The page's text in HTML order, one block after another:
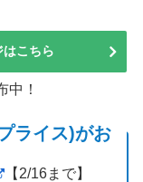
はこちら
中！
ライス)がお
【2/16まで】